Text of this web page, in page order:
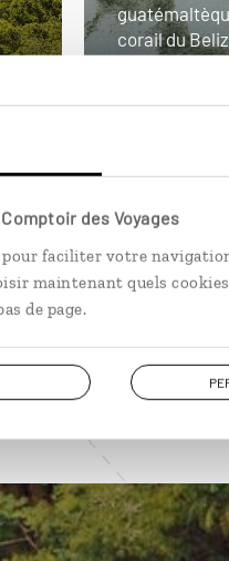
des Voyages
faciliter votre
maintenant quels
de page.
corail du
VOIR NOS 4